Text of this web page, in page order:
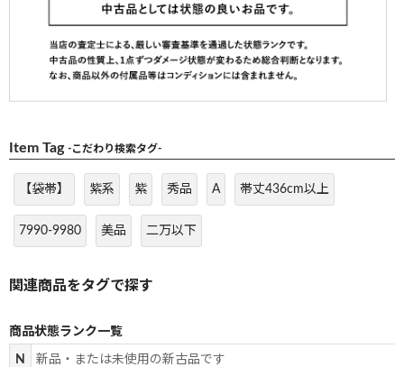
Item Tag -こだわり検索タグ-
【袋帯】 紫系 紫 秀品 A 帯丈436cm以上
7990-9980 美品 二万以下
商品状態ランク一覧
N 新品・または未使用の新古品です